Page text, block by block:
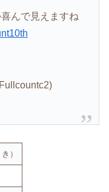
んで見えますね
）